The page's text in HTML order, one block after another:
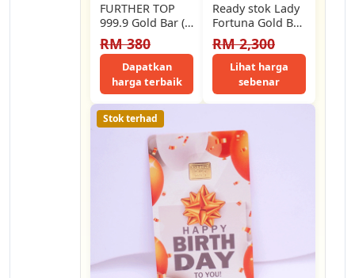
FURTHER TOP
999.9 Gold Bar (
0.5g / 1g ) -
PENANG…
RM 380
Dapatkan
harga terbaik
Ready stok Lady
Fortuna Gold Bar
5 Gram 999.9
RM 2,300
Lihat harga
sebenar
Stok terhad